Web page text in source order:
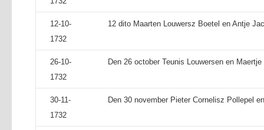
12-10-
1732
12 dito Maarten Louwersz Boetel en Antje
26-10-
1732
Den 26 october Teunis Louwersen en
30-11-
1732
Den 30 november Pieter Cornelisz Pollepel